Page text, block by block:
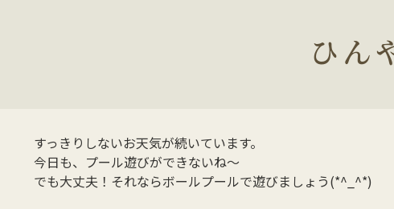
ひん
すっきりしないお天気が続いています。
今日も、プール遊びができないね～
でも大丈夫！それならボールプールで遊びましょう(*^_^*)